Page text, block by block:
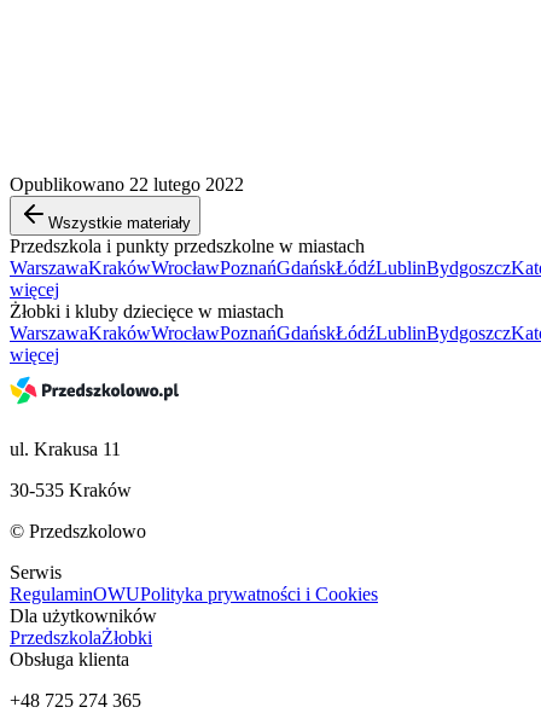
Opublikowano 22 lutego 2022
Wszystkie materiały
Przedszkola i punkty przedszkolne w miastach
WarszawaKrakówWrocławPoznańGdańskŁódźLublinBydgoszcz
więcej
Żłobki i kluby dziecięce w miastach
WarszawaKrakówWrocławPoznańGdańskŁódźLublinBydgoszcz
więcej
ul. Krakusa 11
30-535 Kraków
© Przedszkolowo
Serwis
RegulaminOWUPolityka prywatności i Cookies
Dla użytkowników
PrzedszkolaŻłobki
Obsługa klienta
+48 725 274 365